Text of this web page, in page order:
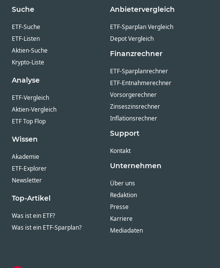
Suche
ETF-Suche
ETF-Listen
Aktien-Suche
Krypto-Liste
Analyse
ETF-Vergleich
Aktien-Vergleich
ETF Top Flop
Wissen
Akademie
ETF-Explorer
Newsletter
Top-Artikel
Was ist ein ETF?
Was ist ein ETF-Sparplan?
Anbietervergleich
ETF-Sparplan Vergleich
Depot Vergleich
Finanzrechner
ETF-Sparplanrechner
ETF-Entnahmerechner
Vorsorgerechner
Zinseszinsrechner
Inflationsrechner
Support
Kontakt
Unternehmen
Über uns
Redaktion
Presse
Karriere
Mediadaten